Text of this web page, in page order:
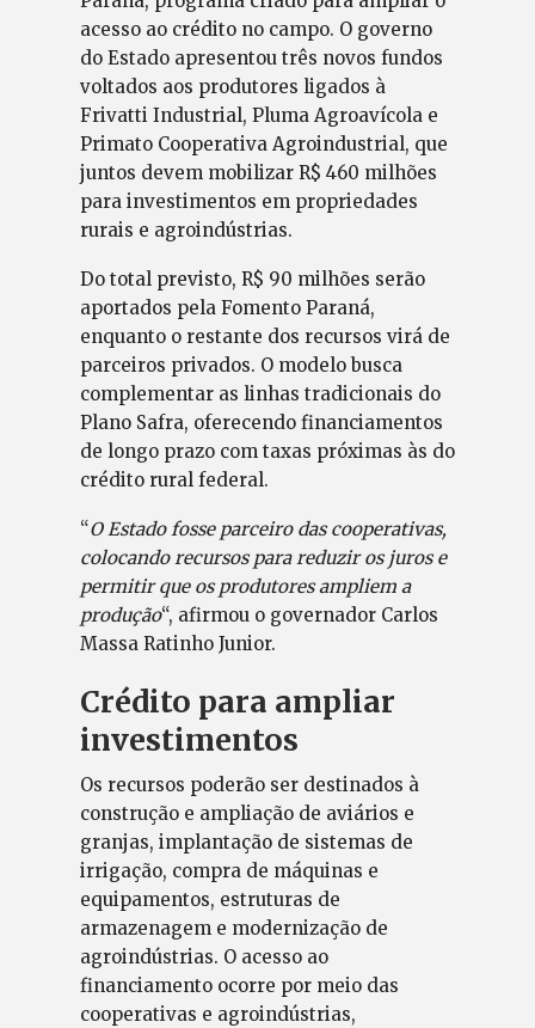
acesso ao crédito no campo. O governo
do Estado apresentou três novos fundos
voltados aos produtores ligados à
Frivatti Industrial, Pluma Agroavícola e
Primato Cooperativa Agroindustrial, que
juntos devem mobilizar R$ 460 milhões
para investimentos em propriedades
rurais e agroindústrias.
Do total previsto, R$ 90 milhões serão
aportados pela Fomento Paraná,
enquanto o restante dos recursos virá de
parceiros privados. O modelo busca
complementar as linhas tradicionais do
Plano Safra, oferecendo financiamentos
de longo prazo com taxas próximas às do
crédito rural federal.
“O Estado fosse parceiro das cooperativas,
colocando recursos para reduzir os juros e
permitir que os produtores ampliem a
produção“, afirmou o governador Carlos
Massa Ratinho Junior.
Crédito para ampliar
investimentos
Os recursos poderão ser destinados à
construção e ampliação de aviários e
granjas, implantação de sistemas de
irrigação, compra de máquinas e
equipamentos, estruturas de
armazenagem e modernização de
agroindústrias. O acesso ao
financiamento ocorre por meio das
cooperativas e agroindústrias,